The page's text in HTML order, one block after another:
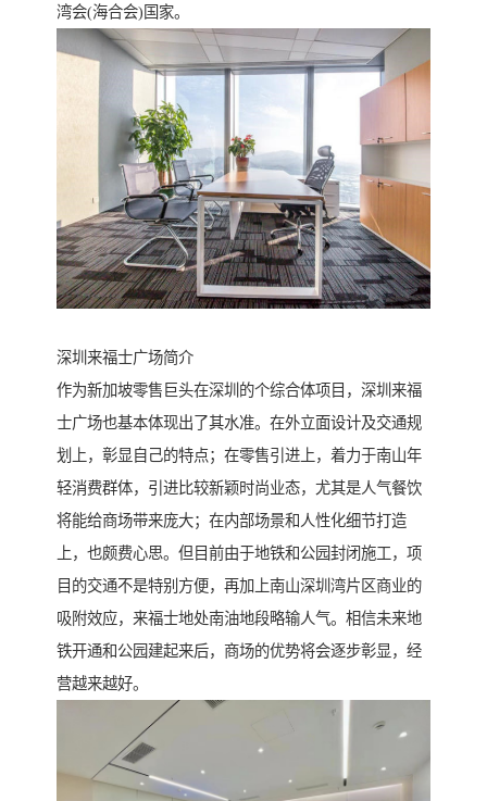
湾会(海合会)国家。
深圳来福士广场简介
作为新加坡零售巨头在深圳的个综合体项目，深圳来福
士广场也基本体现出了其水准。在外立面设计及交通规
划上，彰显自己的特点；在零售引进上，着力于南山年
轻消费群体，引进比较新颖时尚业态，尤其是人气餐饮
将能给商场带来庞大；在内部场景和人性化细节打造
上，也颇费心思。但目前由于地铁和公园封闭施工，项
目的交通不是特别方便，再加上南山深圳湾片区商业的
吸附效应，来福士地处南油地段略输人气。相信未来地
铁开通和公园建起来后，商场的优势将会逐步彰显，经
营越来越好。